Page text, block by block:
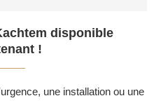
disponible
!
une installation ou une